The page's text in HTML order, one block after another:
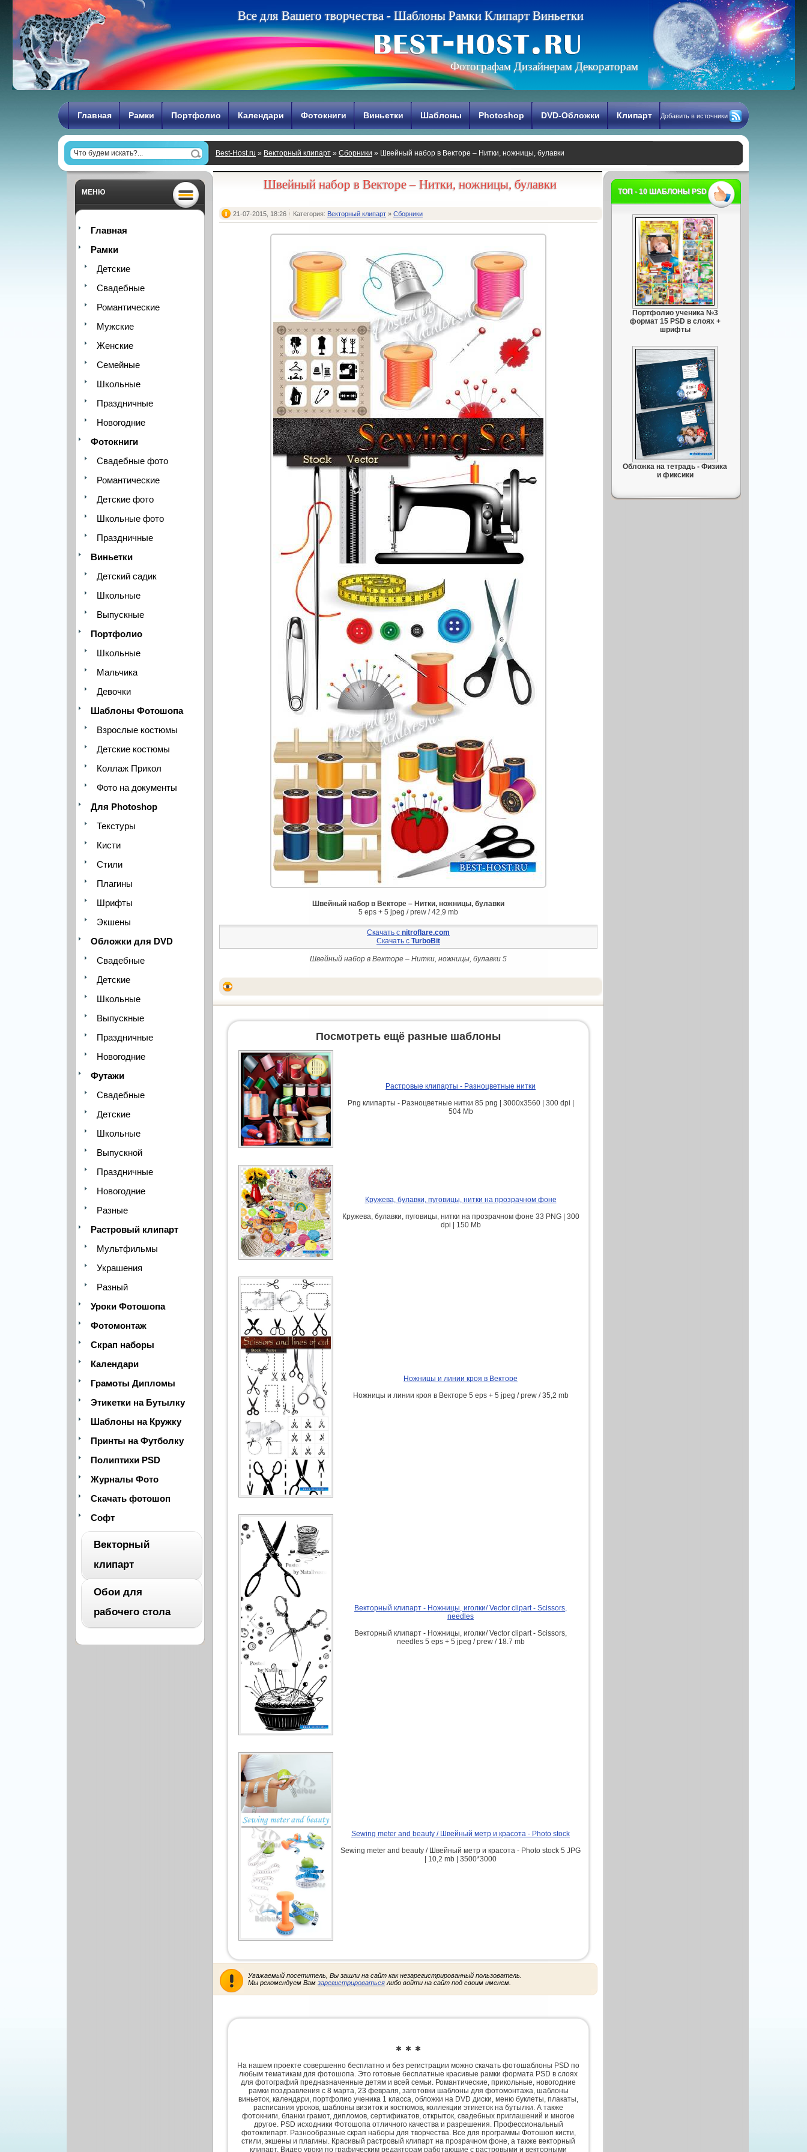
Все для Вашего творчества - Шаблоны Рамки Клипарт Виньетки
Фотографам Дизайнерам Декораторам
Главная Рамки Портфолио Календари Фотокниги Виньетки Шаблоны Photoshop DVD-Обложки Клипарт Добавить в источники
Best-Host.ru » Векторный клипарт » Сборники » Швейный набор в Векторе – Нитки, ножницы, булавки
МЕНЮ
Главная
Рамки
Детские
Свадебные
Романтические
Мужские
Женские
Семейные
Школьные
Праздничные
Новогодние
Фотокниги
Свадебные фото
Романтические
Детские фото
Школьные фото
Праздничные
Виньетки
Детский садик
Школьные
Выпускные
Портфолио
Школьные
Мальчика
Девочки
Шаблоны Фотошопа
Взрослые костюмы
Детские костюмы
Коллаж Прикол
Фото на документы
Для Photoshop
Текстуры
Кисти
Стили
Плагины
Шрифты
Экшены
Обложки для DVD
Свадебные
Детские
Школьные
Выпускные
Праздничные
Новогодние
Футажи
Свадебные
Детские
Школьные
Выпускной
Праздничные
Новогодние
Разные
Растровый клипарт
Мультфильмы
Украшения
Разный
Уроки Фотошопа
Фотомонтаж
Скрап наборы
Календари
Грамоты Дипломы
Этикетки на Бутылку
Шаблоны на Кружку
Принты на Футболку
Полиптихи PSD
Журналы Фото
Скачать фотошоп
Софт
Векторный
клипарт
Архитектура
Обои для
рабочего стола
ВСЕ
Швейный набор в Векторе – Нитки, ножницы, булавки
21-07-2015, 18:26 Категория: Векторный клипарт » Сборники
Швейный набор в Векторе – Нитки, ножницы, булавки
5 eps + 5 jpeg / prew / 42,9 mb
Скачать с nitroflare.com
Скачать с TurboBit
Швейный набор в Векторе – Нитки, ножницы, булавки 5
Посмотреть ещё разные шаблоны
Растровые клипарты - Разноцветные нитки
Png клипарты - Разноцветные нитки 85 png | 3000х3560 | 300 dpi |
504 Mb
Кружева, булавки, пуговицы, нитки на прозрачном фоне
Кружева, булавки, пуговицы, нитки на прозрачном фоне 33 PNG | 300
dpi | 150 Mb
Ножницы и линии кроя в Векторе
Ножницы и линии кроя в Векторе 5 eps + 5 jpeg / prew / 35,2 mb
Векторный клипарт - Ножницы, иголки/ Vector clipart - Scissors,
needles
Векторный клипарт - Ножницы, иголки/ Vector clipart - Scissors,
needles 5 eps + 5 jpeg / prew / 18.7 mb
Sewing meter and beauty / Швейный метр и красота - Photo stock
Sewing meter and beauty / Швейный метр и красота - Photo stock 5 JPG
| 10,2 mb | 3500*3000
Уважаемый посетитель, Вы зашли на сайт как незарегистрированный пользователь.
Мы рекомендуем Вам зарегистрироваться либо войти на сайт под своим именем.
✱ ✱ ✱
На нашем проекте совершенно бесплатно и без регистрации можно скачать фотошаблоны PSD по
любым тематикам для фотошопа. Это готовые бесплатные красивые рамки формата PSD в слоях
для фотографий предназначенные детям и всей семьи. Романтические, прикольные, новогодние
рамки поздравления с 8 марта, 23 февраля, заготовки шаблоны для фотомонтажа, шаблоны
виньеток, календари, портфолио ученика 1 класса, обложки на DVD диски, меню буклеты, плакаты,
расписания уроков, шаблоны визиток и костюмов, коллекции этикеток на бутылки. А также
фотокниги, бланки грамот, дипломов, сертификатов, открыток, свадебных приглашений и многое
другое. PSD исходники Фотошопа отличного качества и разрешения. Профессиональный
фотоклипарт. Разнообразные скрап наборы для творчества. Все для программы Фотошоп кисти,
стили, экшены и плагины. Красивый растровый клипарт на прозрачном фоне, а также векторный
клипарт. Видео уроки по графическим редакторам работающие с растровыми и векторными
ТОП - 10 ШАБЛОНЫ PSD
Портфолио ученика №3
формат 15 PSD в слоях +
шрифты
Обложка на тетрадь - Физика
и фиксики